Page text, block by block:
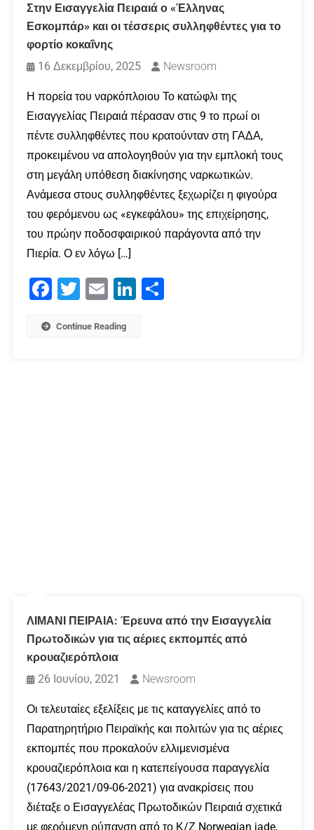
Στην Εισαγγελία Πειραιά ο «Έλληνας
Εσκομπάρ» και οι τέσσερις συλληφθέντες για το
φορτίο κοκαΐνης
16 Δεκεμβρίου, 2025
Newsroom
Η πορεία του ναρκόπλοιου Το κατώφλι της
Εισαγγελίας Πειραιά πέρασαν στις 9 το πρωί οι
πέντε συλληφθέντες που κρατούνταν στη ΓΑΔΑ,
προκειμένου να απολογηθούν για την εμπλοκή τους
στη μεγάλη υπόθεση διακίνησης ναρκωτικών. ​
Ανάμεσα στους συλληφθέντες ξεχωρίζει η φιγούρα
του φερόμενου ως «εγκεφάλου» της επιχείρησης,
του πρώην ποδοσφαιρικού παράγοντα από την
Πιερία. Ο εν λόγω […]
Facebook
Twitter Email LinkedIn
Continue Reading
ΛΙΜΑΝΙ ΠΕΙΡΑΙΑ: Έρευνα από την Εισαγγελία
Πρωτοδικών για τις αέριες εκπομπές από
κρουαζιερόπλοια
26 Ιουνίου, 2021
Newsroom
Οι τελευταίες εξελίξεις με τις καταγγελίες από το
Παρατηρητήριο Πειραϊκής και πολιτών για τις αέριες
εκπομπές που προκαλούν ελλιμενισμένα
κρουαζιερόπλοια και η κατεπείγουσα παραγγελία
(17643/2021/09-06-2021) για ανακρίσεις που
διέταξε ο Εισαγγελέας Πρωτοδικών Πειραιά σχετικά
με φερόμενη ρύπανση από το Κ/Ζ Norwegian jade,